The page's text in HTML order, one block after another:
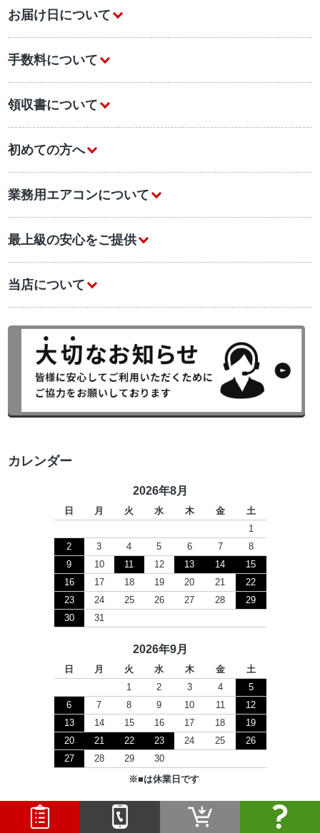
お届け日について
手数料について
領収書について
初めての方へ
業務用エアコンについて
最上級の安心をご提供
当店について
カレンダー
2026年8月
日 月 火 水 木 金
土
1
2
3 4 5 6 7
8
9
10 11 12 13 14
15
16
17 18 19 20 21
22
23
24 25 26 27 28
29
30
31
2026年9月
日 月 火 水 木 金
土
1
2 3 4
5
6
7 8 9 10 11
12
13
14 15 16 17 18
19
20
21 22 23 24 25
26
27
28 29 30
※■は休業日です
Copyright © 2026 セツビコム All Rights Reserved.